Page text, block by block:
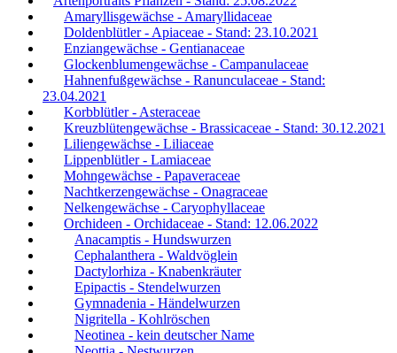
Amaryllisgewächse - Amaryllidaceae
Doldenblütler - Apiaceae - Stand: 23.10.2021
Enziangewächse - Gentianaceae
Glockenblumengewächse - Campanulaceae
Hahnenfußgewächse - Ranunculaceae - Stand:
23.04.2021
Korbblütler - Asteraceae
Kreuzblütengewächse - Brassicaceae - Stand: 30.12.2021
Liliengewächse - Liliaceae
Lippenblütler - Lamiaceae
Mohngewächse - Papaveraceae
Nachtkerzengewächse - Onagraceae
Nelkengewächse - Caryophyllaceae
Orchideen - Orchidaceae - Stand: 12.06.2022
Anacamptis - Hundswurzen
Cephalanthera - Waldvöglein
Dactylorhiza - Knabenkräuter
Epipactis - Stendelwurzen
Gymnadenia - Händelwurzen
Nigritella - Kohlröschen
Neotinea - kein deutscher Name